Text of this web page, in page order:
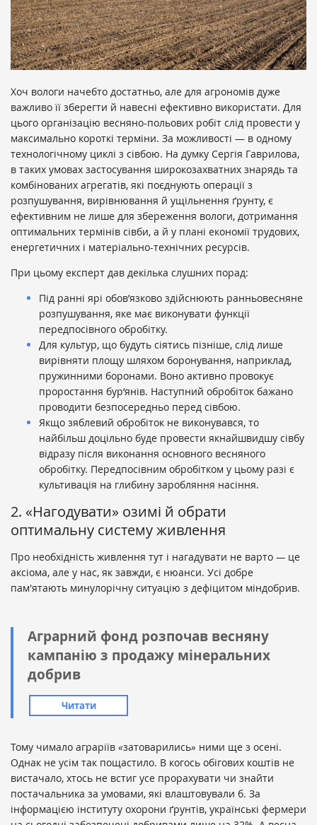
Хоч вологи начебто достатньо, але для агрономів дуже
важливо її зберегти й навесні ефективно використати. Для
цього організацію весняно-польових робіт слід провести у
максимально короткі терміни. За можливості — в одному
технологічному циклі з сівбою. На думку Сергія Гаврилова,
в таких умовах застосування широкозахватних знарядь та
комбінованих агрегатів, які поєднують операції з
розпушування, вирівнювання й ущільнення ґрунту, є
ефективним не лише для збереження вологи, дотримання
оптимальних термінів сівби, а й у плані економії трудових,
енергетичних і матеріально-технічних ресурсів.
При цьому експерт дав декілька слушних порад:
Під ранні ярі обов’язково здійснюють ранньовесняне
розпушування, яке має виконувати функції
передпосівного обробітку.
Для культур, що будуть сіятись пізніше, слід лише
вирівняти площу шляхом боронування, наприклад,
пружинними боронами. Воно активно провокує
проростання бур‘янів. Наступний обробіток бажано
проводити безпосередньо перед сівбою.
Якщо зяблевий обробіток не виконувався, то
найбільш доцільно буде провести якнайшвидшу сівбу
відразу після виконання основного весняного
обробітку. Передпосівним обробітком у цьому разі є
культивація на глибину заробляння насіння.
2. «Нагодувати» озимі й обрати
оптимальну систему живлення
Про необхідність живлення тут і нагадувати не варто — це
аксіома, але у нас, як завжди, є нюанси. Усі добре
пам'ятають минулорічну ситуацію з дефіцитом міндобрив.
Аграрний фонд розпочав весняну
кампанію з продажу мінеральних
добрив
Читати
Тому чимало аграріїв «затоварились» ними ще з осені.
Однак не усім так пощастило. В когось обігових коштів не
вистачало, хтось не встиг усе прорахувати чи знайти
постачальника за умовами, які влаштовували б. За
інформацією інституту охорони ґрунтів, українські фермери